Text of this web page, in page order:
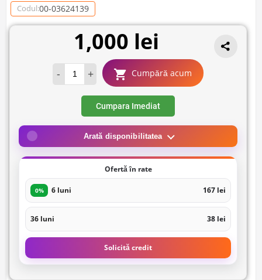
Codul:00-03624139
1,000 lei
- + Cumpără acum
Cumpara Imediat
Arată disponibilitatea
Ofertă în rate
0% 6 luni 167 lei
36 luni 38 lei
Solicită credit